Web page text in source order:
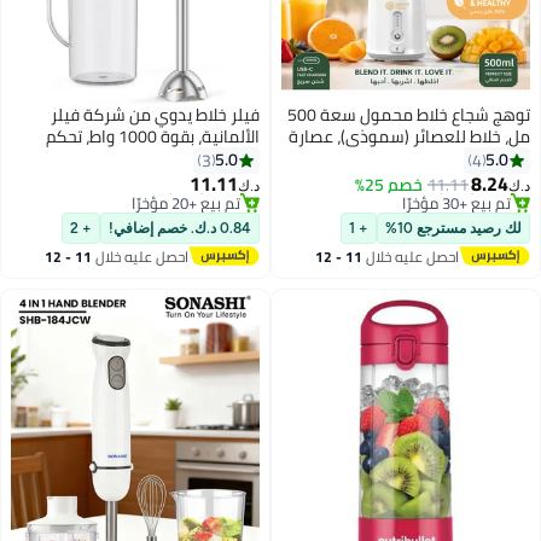
توهج شجاع خلاط محمول سعة 500
مل، خلاط للعصائر (سموذي)، عصارة
وخلاط محمول، قابل لإعادة الشحن
عبر USB، خلاط صغير الحجم، مزود بـ
6 شفرات عالية السرعة - مثالي
للمكتب، الصالة الرياضية، الأنشطة
الخارجية، المنزل، السفر، وتحضير
طعام الأطفال – اللون: أبيض
5.0
4
د.ك‏8.24
11.11خصم 25%
#15 في خلاط بحجم شخصي
بتخلّص بسرعة
تم بيع +30 مؤخرًا
#15 في خلاط بحجم شخصي
لك رصيد مسترجع 10% + 1
احصل عليه خلال 11 - 12
فيلر خلاط يدوي من شركة فيلر
الألمانية، بقوة 1000 واط، تحكم
ذكي بالسرعة، شفرة مطلية
بالتيتانيوم بأربعة زعانف، هيكل من
الفولاذ المقاوم للصدأ، رأس طويل
للغاية للخلط العميق، طراز HB1000
Eco، ضمان لمدة عامين - إصدار
الإمارات العربية المتحدة (أسود)
5.0
3
د.ك‏11.11
#24 في الخلاطات اليدوية
بتخلّص بسرعة
تم بيع +20 مؤخرًا
#24 في الخلاطات اليدوية
0.84 د.ك. خصم إضافي! + 2
احصل عليه خلال 11 - 12